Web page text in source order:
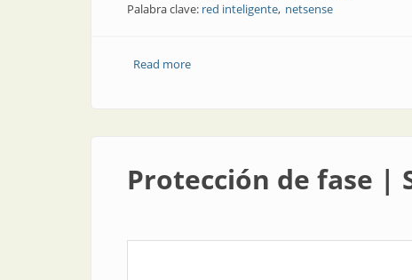
Palabra clave: red inteligente netsense
Read moreabout Lectura y control de cualquier
Protección de fase |